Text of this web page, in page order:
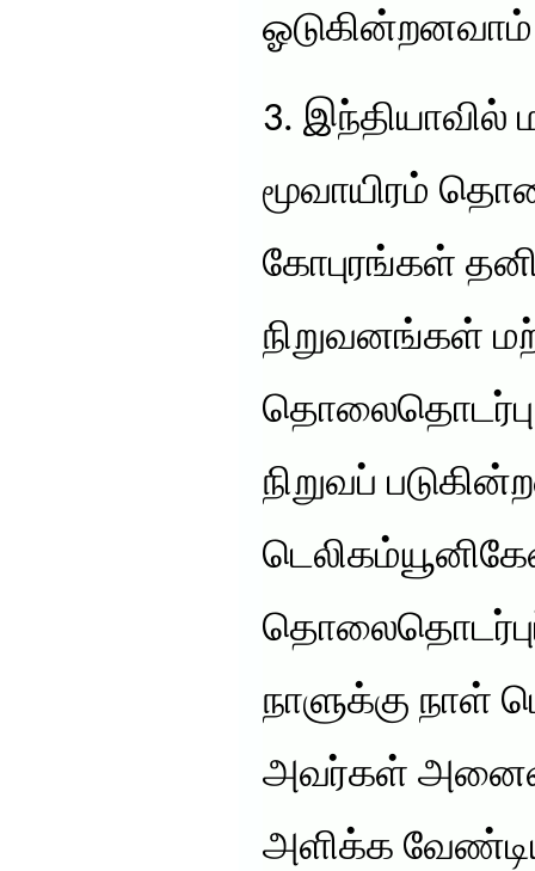
3. இந்தியாவில்
மூவாயிரம்
கோபுரங்கள்
நிறுவனங்கள்
தொலைதொடர்பு
நிறுவப்
நாளுக்கு நாள்
அவர்கள்
அளிக்க